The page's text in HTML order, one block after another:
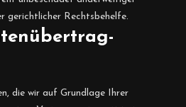
gerichtlicher Rechtsbehelfe.
die wir auf Grundlage Ihrer